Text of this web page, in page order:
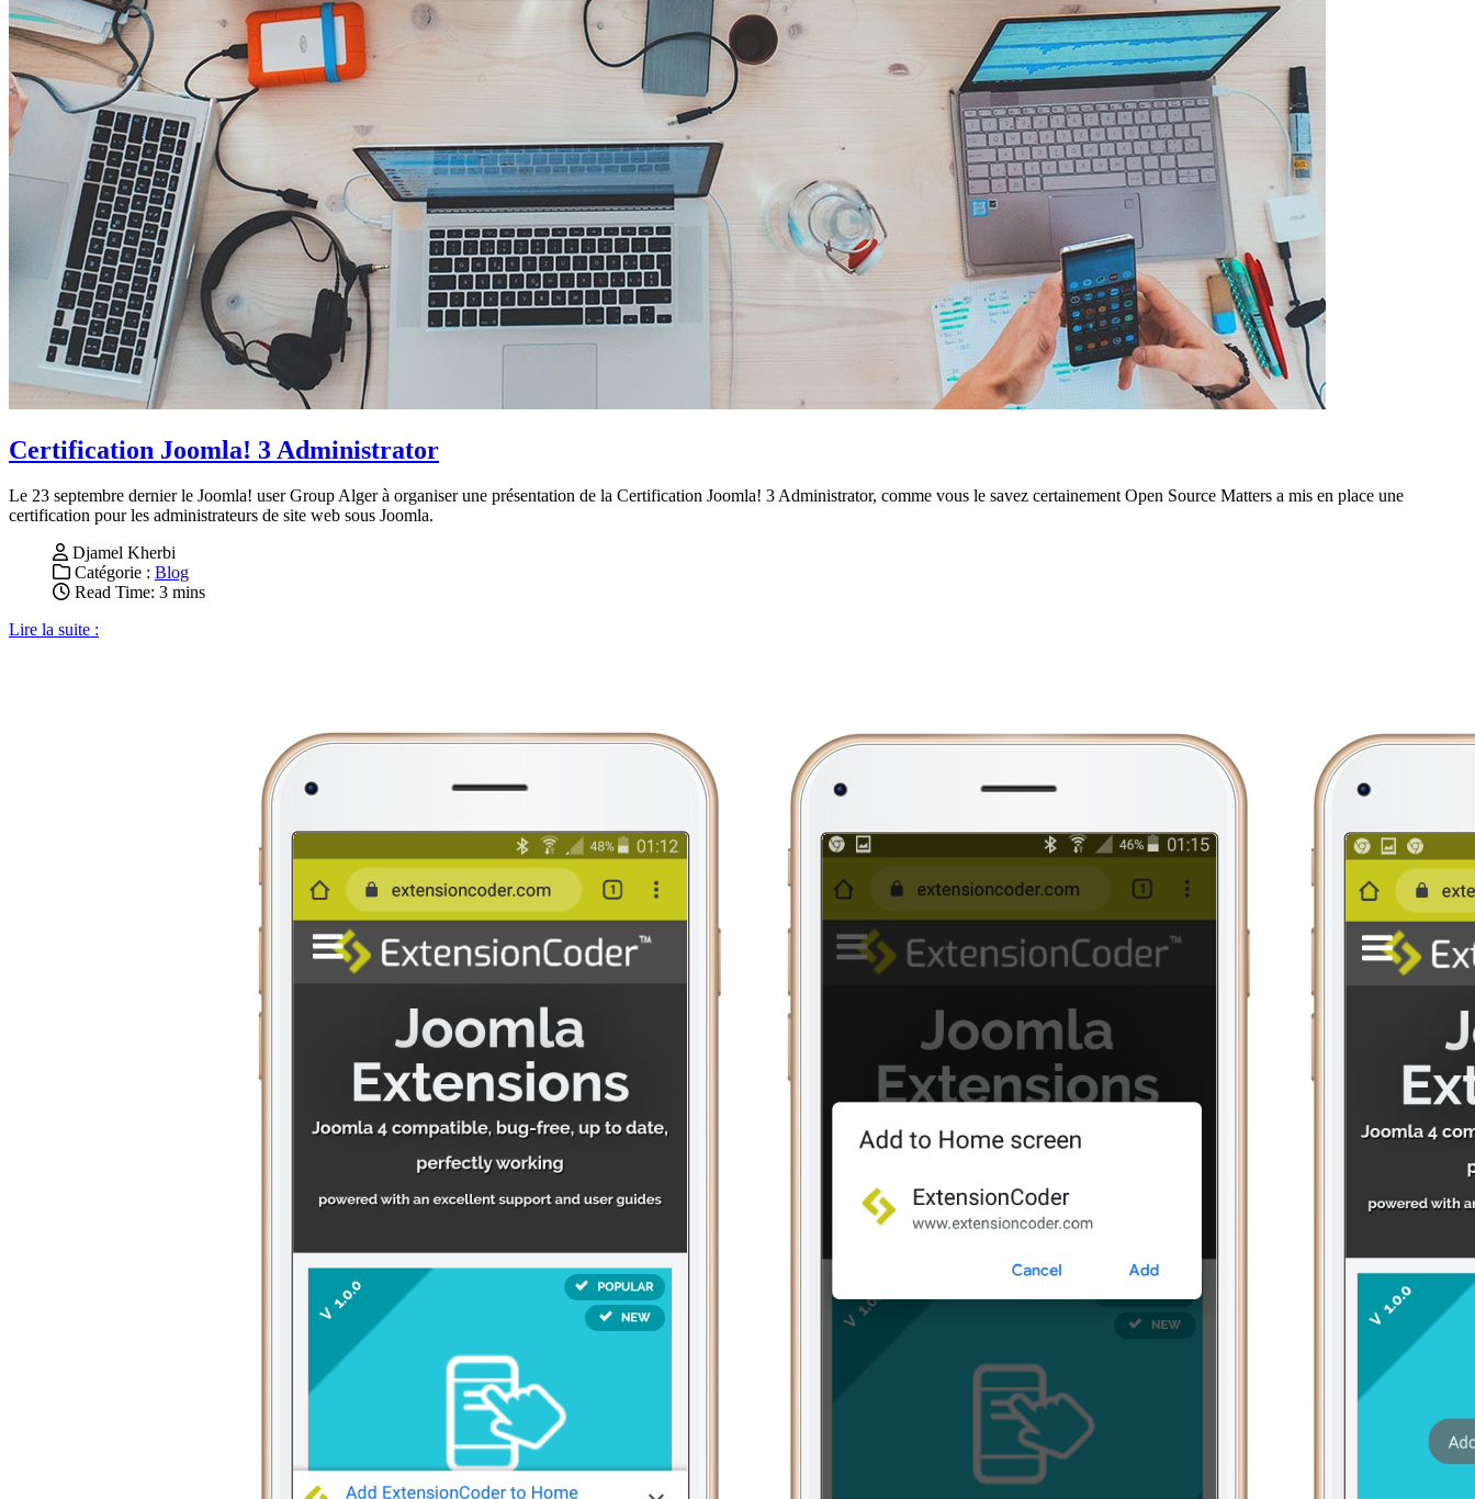
Certification Joomla! 3 Administrator
Le 23 septembre dernier le Joomla! user Group Alger à organiser une présentation de la Certification Joomla! 3 Administrator, comme vous le savez certainement Open Source Matters a mis en place une
certification pour les administrateurs de site web sous Joomla.
Djamel Kherbi
Catégorie : Blog
Read Time: 3 mins
Lire la suite :